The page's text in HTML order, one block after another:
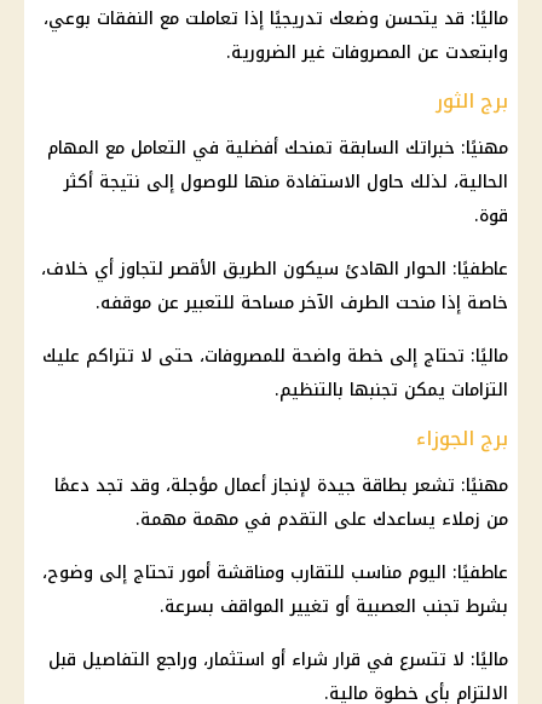
ماليًا: قد يتحسن وضعك تدريجيًا إذا تعاملت مع النفقات بوعي،
وابتعدت عن المصروفات غير الضرورية.
برج الثور
مهنيًا: خبراتك السابقة تمنحك أفضلية في التعامل مع المهام
الحالية، لذلك حاول الاستفادة منها للوصول إلى نتيجة أكثر
قوة.
عاطفيًا: الحوار الهادئ سيكون الطريق الأقصر لتجاوز أي خلاف،
خاصة إذا منحت الطرف الآخر مساحة للتعبير عن موقفه.
ماليًا: تحتاج إلى خطة واضحة للمصروفات، حتى لا تتراكم عليك
التزامات يمكن تجنبها بالتنظيم.
برج الجوزاء
مهنيًا: تشعر بطاقة جيدة لإنجاز أعمال مؤجلة، وقد تجد دعمًا
من زملاء يساعدك على التقدم في مهمة مهمة.
عاطفيًا: اليوم مناسب للتقارب ومناقشة أمور تحتاج إلى وضوح،
بشرط تجنب العصبية أو تغيير المواقف بسرعة.
ماليًا: لا تتسرع في قرار شراء أو استثمار، وراجع التفاصيل قبل
الالتزام بأي خطوة مالية.